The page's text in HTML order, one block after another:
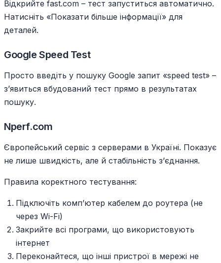
Відкрийте fast.com – тест запуститься автоматично.
Натисніть «Показати більше інформації» для
деталей.
Google Speed Test
Просто введіть у пошуку Google запит «speed test» –
зʼявиться вбудований тест прямо в результатах
пошуку.
Nperf.com
Європейський сервіс з серверами в Україні. Показує
не лише швидкість, але й стабільність зʼєднання.
Правила коректного тестування:
Підключіть компʼютер кабелем до роутера (не
через Wi-Fi)
Закрийте всі програми, що використовують
інтернет
Переконайтеся, що інші пристрої в мережі не